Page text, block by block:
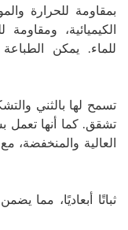
الكيميائية،
للماء. يمكن
تشقق. كما أنها تعمل
العالية